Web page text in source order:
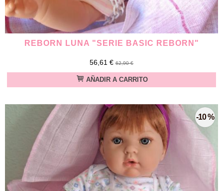
REBORN LUNA "SERIE BASIC REBORN"
56,61 € 62,90 €
AÑADIR A CARRITO
-10 %